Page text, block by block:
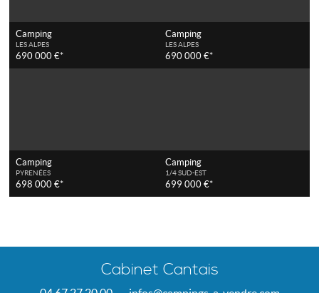
Camping
LES ALPES
690 000 €*
Camping
LES ALPES
690 000 €*
Camping
PYRENÉES
698 000 €*
Camping
1/4 SUD-EST
699 000 €*
Cabinet Cantais